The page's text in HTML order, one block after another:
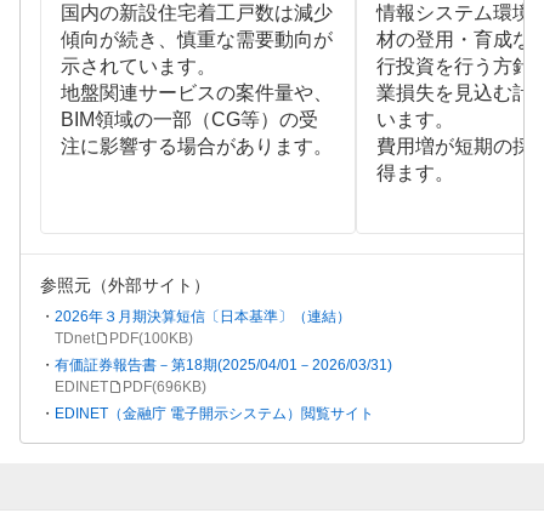
国内の新設住宅着工戸数は減少
傾向が続き、慎重な需要動向が
示されています。
地盤関連サービスの案件量や、
BIM領域の一部（CG等）の受
注に影響する場合があります。
情報システム環境
材の登用・育成な
行投資を行う方針
業損失を見込む計
います。
費用増が短期の採
得ます。
参照元（外部サイト）
2026年３月期決算短信〔日本基準〕（連結）
TDnet
PDF(100KB)
有価証券報告書－第18期(2025/04/01－2026/03/31)
EDINET
PDF(696KB)
EDINET（金融庁 電子開示システム）閲覧サイト